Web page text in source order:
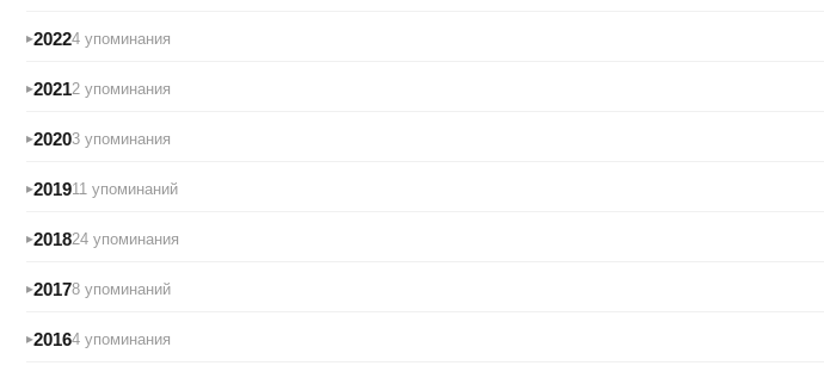
20224 упоминания
20212 упоминания
20203 упоминания
201911 упоминаний
201824 упоминания
20178 упоминаний
20164 упоминания